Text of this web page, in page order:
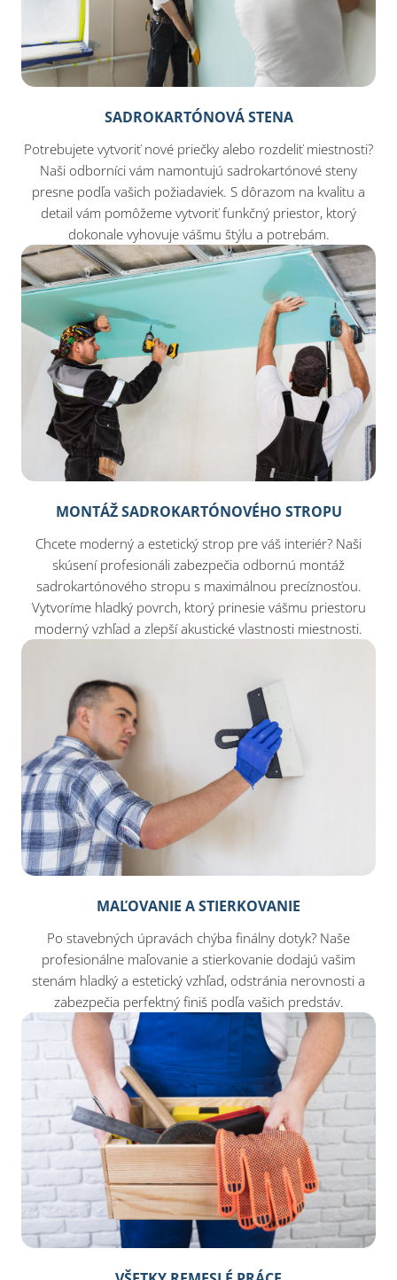
SADROKARTÓNOVÁ STENA
Potrebujete vytvoriť nové priečky alebo rozdeliť miestnosti?
Naši odborníci vám namontujú sadrokartónové steny
presne podľa vašich požiadaviek. S dôrazom na kvalitu a
detail vám pomôžeme vytvoriť funkčný priestor, ktorý
dokonale vyhovuje vášmu štýlu a potrebám.
MONTÁŽ SADROKARTÓNOVÉHO STROPU
Chcete moderný a estetický strop pre váš interiér? Naši
skúsení profesionáli zabezpečia odbornú montáž
sadrokartónového stropu s maximálnou precíznosťou.
Vytvoríme hladký povrch, ktorý prinesie vášmu priestoru
moderný vzhľad a zlepší akustické vlastnosti miestnosti.
MAĽOVANIE A STIERKOVANIE
Po stavebných úpravách chýba finálny dotyk? Naše
profesionálne maľovanie a stierkovanie dodajú vašim
stenám hladký a estetický vzhľad, odstránia nerovnosti a
zabezpečia perfektný finiš podľa vašich predstáv.